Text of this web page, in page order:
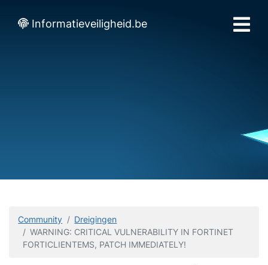
Informatieveiligheid.be
Community
Dreigingen
WARNING: CRITICAL VULNERABILITY IN FORTINET
FORTICLIENTEMS, PATCH IMMEDIATELY!